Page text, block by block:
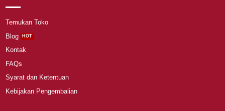
Temukan Toko
Blog
Kontak
FAQs
Syarat dan Ketentuan
Kebijakan Pengembalian